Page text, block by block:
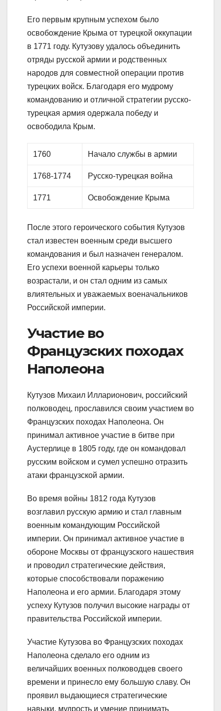
Его первым крупным успехом было
освобождение Крыма от турецкой оккупации
в 1771 году. Кутузову удалось объединить
отряды русской армии и родственных
народов для совместной операции против
турецких войск. Благодаря его мудрому
командованию и отличной стратегии русско-
турецкая армия одержала победу и
освободила Крым.
1760 Начало службы в армии
1768-1774 Русско-турецкая война
1771 Освобождение Крыма
После этого героического события Кутузов
стал известен военным среди высшего
командования и был назначен генералом.
Его успехи военной карьеры только
возрастали, и он стал одним из самых
влиятельных и уважаемых военачальников
Российской империи.
Участие во
Французских походах
Наполеона
Кутузов Михаил Илларионович, российский
полководец, прославился своим участием во
Французских походах Наполеона. Он
принимал активное участие в битве при
Аустерлице в 1805 году, где он командовал
русским войском и сумел успешно отразить
атаки французской армии.
Во время войны 1812 года Кутузов
возглавил русскую армию и стал главным
военным командующим Российской
империи. Он принимал активное участие в
обороне Москвы от французского нашествия
и проводил стратегические действия,
которые способствовали поражению
Наполеона и его армии. Благодаря этому
успеху Кутузов получил высокие награды от
правительства Российской империи.
Участие Кутузова во Французских походах
Наполеона сделало его одним из
величайших военных полководцев своего
времени и принесло ему большую славу. Он
проявил выдающиеся стратегические
навыки, мудрость и умение принимать